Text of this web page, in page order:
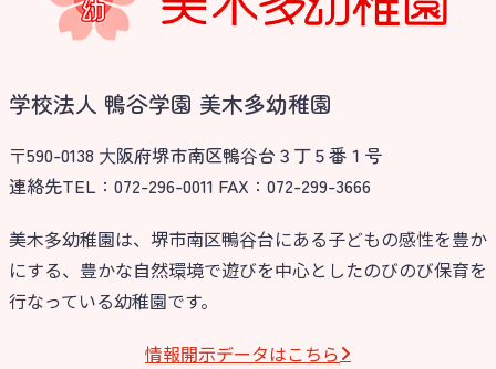
学校法人 鴨谷学園 美木多幼稚園
〒590-0138 ⼤阪府堺市南区鴨⾕台３丁５番１号
連絡先TEL：072-296-0011 FAX：072-299-3666
美木多幼稚園は、堺市南区鴨谷台にある子どもの感性を豊か
にする、豊かな自然環境で遊びを中心としたのびのび保育を
行なっている幼稚園です。
情報開⽰データはこちら
お知らせ
今日の幼稚園
園児募集要項
教職員募集
園のこと